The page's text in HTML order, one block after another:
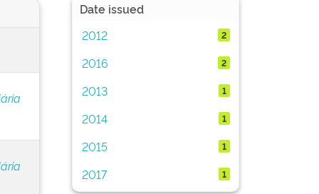
Date issued
2012
2
2016 2
2013 1
2014 1
2015 1
2017 1